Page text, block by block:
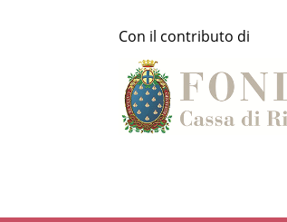
Con il contributo di